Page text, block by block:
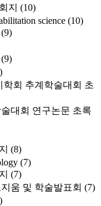
지 (10)
science (10)
(9)
(9)
회 추계학술대회 초
대회 연구논문 초록
(8)
(7)
(7)
움 및 학술발표회 (7)